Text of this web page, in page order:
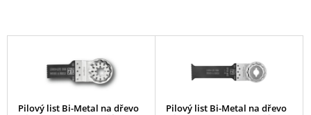
Pilový list Bi-Metal na dřevo
Pilový list Bi-Metal na dřevo